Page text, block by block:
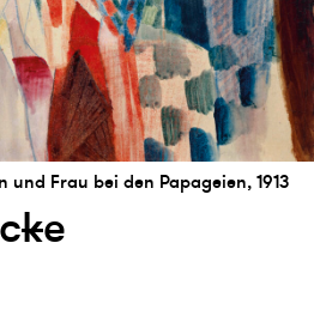
und Frau bei den Papageien, 1913
ke